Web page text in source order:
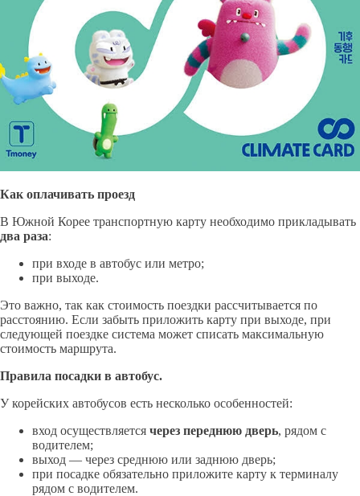
Как оплачивать проезд
В Южной Корее транспортную карту необходимо прикладывать
два раза:
при входе в автобус или метро;
при выходе.
Это важно, так как стоимость поездки рассчитывается по
расстоянию. Если забыть приложить карту при выходе, при
следующей поездке система может списать максимальную
стоимость маршрута.
Правила посадки в автобус.
У корейских автобусов есть несколько особенностей:
вход осуществляется через переднюю дверь, рядом с
водителем;
выход — через среднюю или заднюю дверь;
при посадке обязательно приложите карту к терминалу
рядом с водителем.